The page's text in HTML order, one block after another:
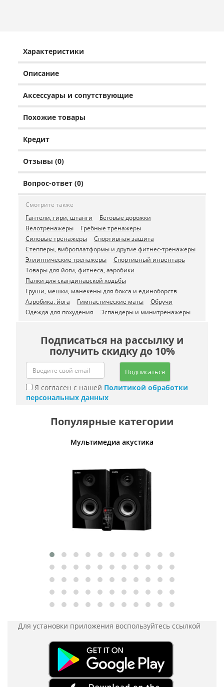
Характеристики
Описание
Аксессуары и сопутствующие
Похожие товары
Кредит
Отзывы (0)
Вопрос-ответ (0)
Смотрите также
Гантели, гири, штанги
Беговые дорожки
Велотренажеры
Гребные тренажеры
Силовые тренажеры
Спортивная защита
Степперы, виброплатформы и другие фитнес-тренажеры
Эллиптические тренажеры
Спортивный инвентарь
Товары для йоги, фитнеса, аэробики
Палки для скандинавской ходьбы
Груши, мешки, манекены для бокса и единоборств
Аэробика, йога
Гимнастические маты
Обручи
Одежда для похудения
Эспандеры и минитренажеры
Подписаться на рассылку и
получить скидку до 10%
Подписаться
Я согласен с нашей Политикой обработки
персональных данных
Популярные категории
Мультимедиа акустика
Для установки приложения воспользуйтесь ссылкой